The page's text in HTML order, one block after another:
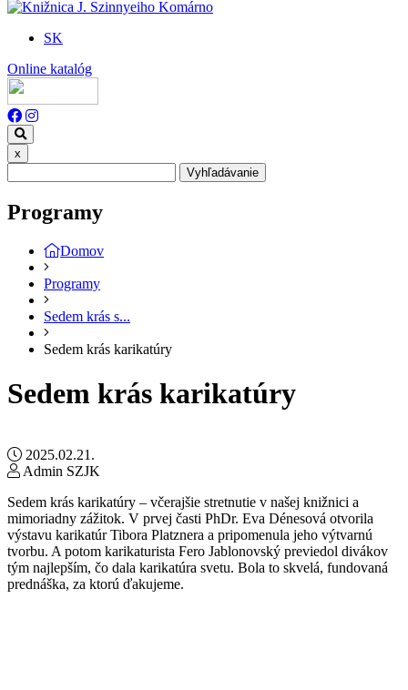
SK
Online katalóg
x
Vyhľadávanie
Programy
Domov
Programy
Sedem krás s...
Sedem krás karikatúry
Sedem krás karikatúry
2025.02.21.
Admin SZJK
Sedem krás karikatúry – včerajšie stretnutie v našej knižnici a
mimoriadny zážitok. V prvej časti PhDr. Eva Dénesová otvorila
výstavu karikatúr Tibora Platznera a pripomenula jeho výtvarnú
tvorbu. A potom karikaturista Fero Jablonovský previedol divákov
tým najlepším, čo dala karikatúra svetu. Bola to skvelá, fundovaná
prednáška, za ktorú ďakujeme.